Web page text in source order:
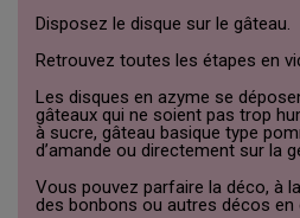
Disposez le disque sur le gâteau.
Retrouvez toutes les étapes en
Les disques en azyme se
gâteaux qui ne soient pas trop
à sucre, gâteau basique type
d’amande ou directement sur la
Vous pouvez parfaire la déco, à
des bonbons ou autres décos en